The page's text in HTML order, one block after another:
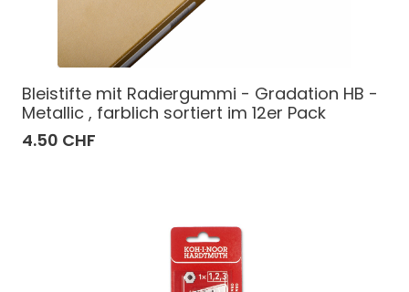
Bleistifte mit Radiergummi - Gradation HB -
Metallic , farblich sortiert im 12er Pack
4.50 CHF